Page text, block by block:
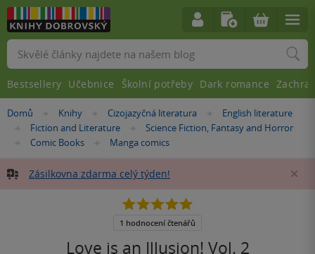
Nacházíte
Domů »Knihy »Cizojazyčná literatura »English literature
»
Fiction and Literature »Science Fiction, Fantasy and Horror
»
Comic Books »
Manga comics
Zásilkovna zdarma celý týden!
Love is an Illusion! Vol. 2
5.0
5
1 hodnocení čtenářů
Vyhledávání
Bestsellery Učebnice Školní potřeby Dark romance